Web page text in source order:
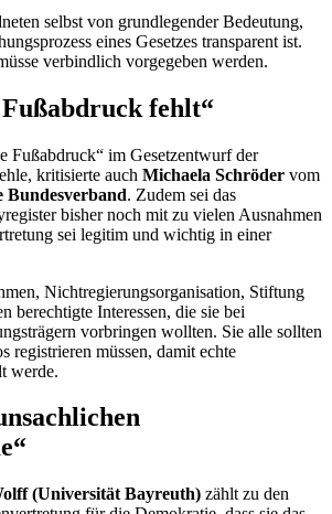
selbst von grundlegender Bedeutung,
eines Gesetzes transparent ist.
verbindlich vorgegeben werden.
fehlt“
Fußabdruck“ im Gesetzentwurf der
kritisierte auch Michaela Schröder vom
Bundesverband. Zudem sei das
bisher noch mit zu vielen Ausnahmen
sei legitim und wichtig in einer
Nichtregierungsorganisation, Stiftung
berechtigte Interessen, die sie bei
vorbringen wollten. Sie alle sollten
registrieren müssen, damit echte
werde.
(Universität Bayreuth) zählt zu den